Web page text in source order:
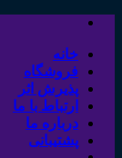
Skip
contentخانه
فروشگاه
پذیرش اثر
ارتباط با ما
درباره ما
پشتیبانی